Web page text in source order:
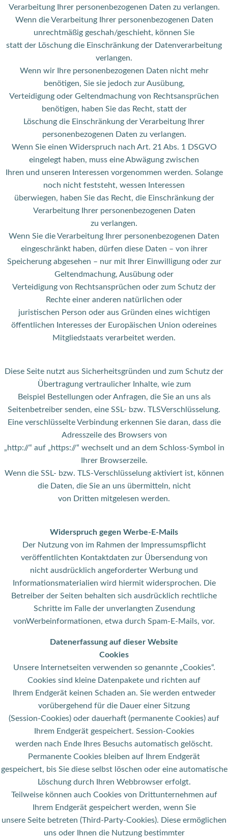
Verarbeitung Ihrer personenbezogenen Daten zu verlangen.
Wenn die Verarbeitung Ihrer personenbezogenen Daten
unrechtmäßig geschah/geschieht, können Sie
statt der Löschung die Einschränkung der Datenverarbeitung
verlangen.
Wenn wir Ihre personenbezogenen Daten nicht mehr
benötigen, Sie sie jedoch zur Ausübung,
Verteidigung oder Geltendmachung von Rechtsansprüchen
benötigen, haben Sie das Recht, statt der
Löschung die Einschränkung der Verarbeitung Ihrer
personenbezogenen Daten zu verlangen.
Wenn Sie einen Widerspruch nach Art. 21 Abs. 1 DSGVO
eingelegt haben, muss eine Abwägung zwischen
Ihren und unseren Interessen vorgenommen werden. Solange
noch nicht feststeht, wessen Interessen
überwiegen, haben Sie das Recht, die Einschränkung der
Verarbeitung Ihrer personenbezogenen Daten
zu verlangen.
Wenn Sie die Verarbeitung Ihrer personenbezogenen Daten
eingeschränkt haben, dürfen diese Daten – von ihrer
Speicherung abgesehen – nur mit Ihrer Einwilligung oder zur
Geltendmachung, Ausübung oder
Verteidigung von Rechtsansprüchen oder zum Schutz der
Rechte einer anderen natürlichen oder
juristischen Person oder aus Gründen eines wichtigen
öffentlichen Interesses der Europäischen Union odereines
Mitgliedstaats verarbeitet werden.
Diese Seite nutzt aus Sicherheitsgründen und zum Schutz der
Übertragung vertraulicher Inhalte, wie zum
Beispiel Bestellungen oder Anfragen, die Sie an uns als
Seitenbetreiber senden, eine SSL- bzw. TLSVerschlüsselung.
Eine verschlüsselte Verbindung erkennen Sie daran, dass die
Adresszeile des Browsers von
„http://“ auf „https://“ wechselt und an dem Schloss-Symbol in
Ihrer Browserzeile.
Wenn die SSL- bzw. TLS-Verschlüsselung aktiviert ist, können
die Daten, die Sie an uns übermitteln, nicht
von Dritten mitgelesen werden.
Widerspruch gegen Werbe-E-Mails
Der Nutzung von im Rahmen der Impressumspflicht
veröffentlichten Kontaktdaten zur Übersendung von
nicht ausdrücklich angeforderter Werbung und
Informationsmaterialien wird hiermit widersprochen. Die
Betreiber der Seiten behalten sich ausdrücklich rechtliche
Schritte im Falle der unverlangten Zusendung
vonWerbeinformationen, etwa durch Spam-E-Mails, vor.
Datenerfassung auf dieser Website
Cookies
Unsere Internetseiten verwenden so genannte „Cookies“.
Cookies sind kleine Datenpakete und richten auf
Ihrem Endgerät keinen Schaden an. Sie werden entweder
vorübergehend für die Dauer einer Sitzung
(Session-Cookies) oder dauerhaft (permanente Cookies) auf
Ihrem Endgerät gespeichert. Session-Cookies
werden nach Ende Ihres Besuchs automatisch gelöscht.
Permanente Cookies bleiben auf Ihrem Endgerät
gespeichert, bis Sie diese selbst löschen oder eine automatische
Löschung durch Ihren Webbrowser erfolgt.
Teilweise können auch Cookies von Drittunternehmen auf
Ihrem Endgerät gespeichert werden, wenn Sie
unsere Seite betreten (Third-Party-Cookies). Diese ermöglichen
uns oder Ihnen die Nutzung bestimmter